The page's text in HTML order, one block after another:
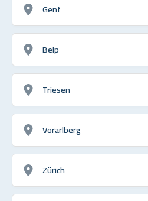
Genf
Belp
Triesen
Vorarlberg
Zürich